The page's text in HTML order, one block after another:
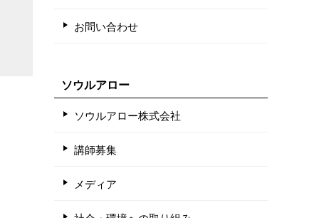
お問い合わせ
ソウルアロー
ソウルアロー株式会社
講師募集
メディア